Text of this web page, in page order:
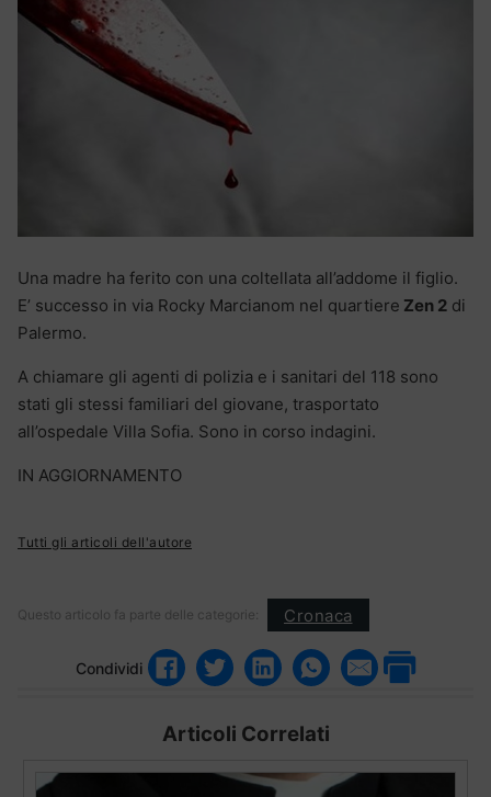
Una madre ha ferito con una coltellata all’addome il figlio.
E’ successo in via Rocky Marcianom nel quartiere Zen 2 di
Palermo.
A chiamare gli agenti di polizia e i sanitari del 118 sono
stati gli stessi familiari del giovane, trasportato
all’ospedale Villa Sofia. Sono in corso indagini.
IN AGGIORNAMENTO
Tutti gli articoli dell'autore
Questo articolo fa parte delle categorie: Cronaca
Condividi
Articoli Correlati